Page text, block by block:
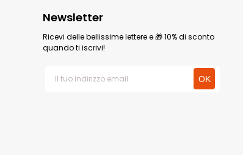
Newsletter
Ricevi delle bellissime lettere e 🎁 10% di sconto
quando ti iscrivi!